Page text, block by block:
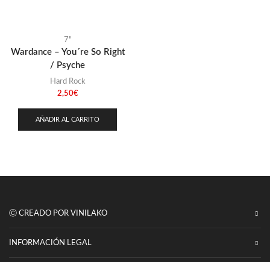
Thrash Metal (110)
7"
Wardance – You´re So Right
/ Psyche
Hard Rock
2,50€
AÑADIR AL CARRITO
Ⓒ CREADO POR VINILAKO
INFORMACIÓN LEGAL